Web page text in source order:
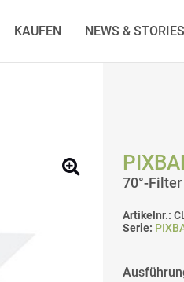
KAUFEN NEWS & STORIES
70°-
Artikelnr.:
Serie: